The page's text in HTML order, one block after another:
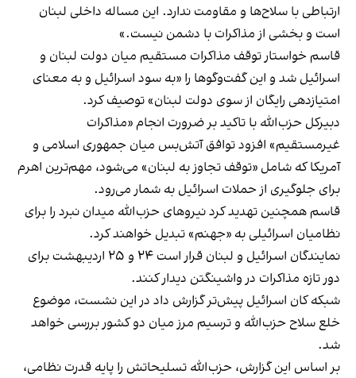
ارتباطی با سلاح‌ها و مقاومت ندارد. این مساله داخلی لبنان
است و بخشی از مذاکرات با دشمن نیست.»
قاسم خواستار توقف مذاکرات مستقیم میان دولت لبنان و
اسرائیل شد و این گفت‌وگوها را «به سود اسرائیل و به معنای
امتیازدهی رایگان از سوی دولت لبنان» توصیف کرد.
دبیرکل حزب‌الله با تاکید بر ضرورت انجام «مذاکرات
غیرمستقیم» افزود توافق آتش‌بس میان جمهوری اسلامی و
آمریکا که شامل «توقف تجاوز به لبنان» می‌شود، مهم‌ترین اهرم
برای جلوگیری از حملات اسرائیل به شمار می‌رود.
قاسم همچنین تهدید کرد نیروهای حزب‌الله میدان نبرد را برای
نظامیان اسرائیلی به «جهنم» تبدیل خواهند کرد.
نمایندگان اسرائیل و لبنان قرار است ۲۴ و ۲۵ اردیبهشت برای
دور تازه مذاکرات در واشینگتن دیدار کنند.
شبکه کان اسرائیل پیش‌تر گزارش داد در این نشست، موضوع
خلع سلاح حزب‌الله و ترسیم مرز میان دو کشور بررسی خواهد
شد.
بر اساس این گزارش، حزب‌الله تسلیحاتش را پایه قدرت نظامی،